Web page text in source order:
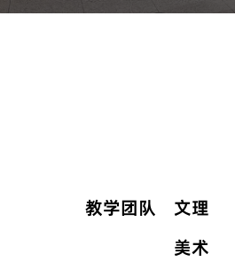
教学团队
文理
美术